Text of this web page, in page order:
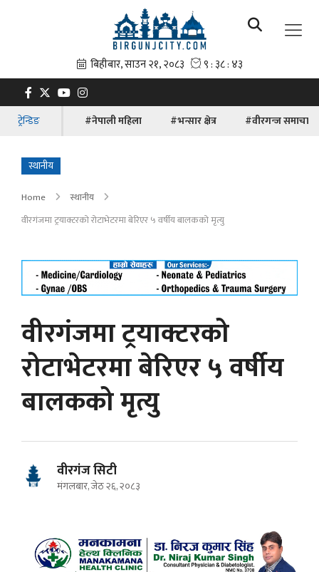
ट्रेन्डिङ #नेपाली महिला #भन्सार क्षेत्र #वीरगन्ज समाचार
स्थानीय
Home
स्थानीय
वीरगंजमा ट्रयाक्टरको रोटाभेटरमा बेरिएर ५ वर्षीय बालकको मृत्यु
वीरगंजमा ट्रयाक्टरको
रोटाभेटरमा बेरिएर ५ वर्षीय
बालकको मृत्यु
वीरगंज सिटी
मंगलबार, जेठ २६, २०८३